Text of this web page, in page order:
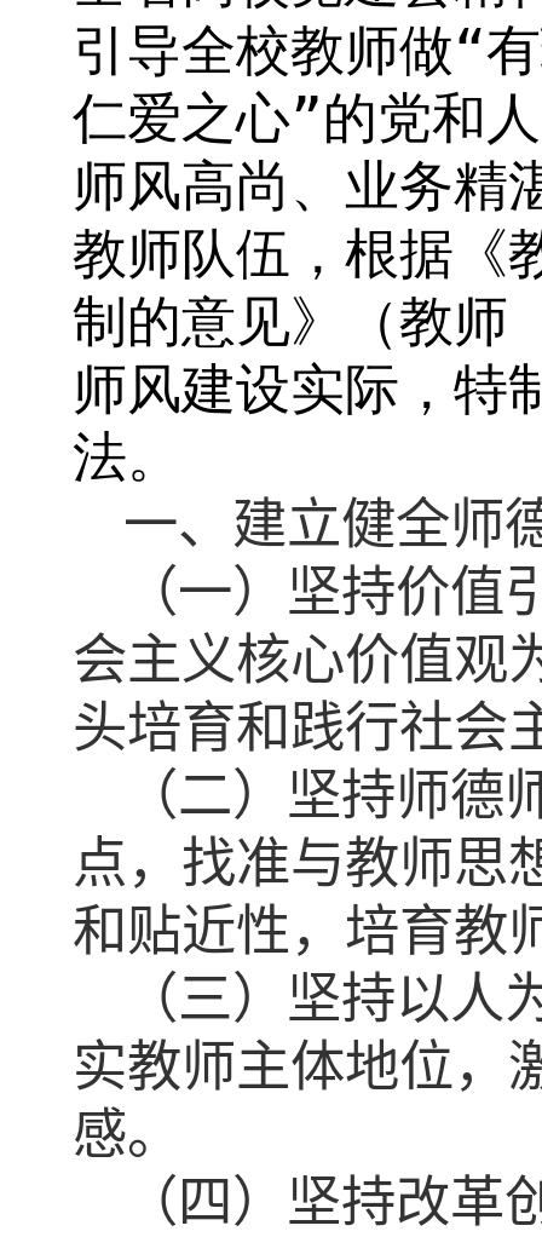
引导全校教师做“
仁爱之心”的党和
师风高尚、业务精
教师队伍，根据《
制的意见》（教师
师风建设实际，特
法。
一、建立健全师
（一）坚持价
会主义核心价值观
头培育和践行社会
（二）坚持师
点，找准与教师思
和贴近性，培育教
（三）坚持以
实教师主体地位，
感。
（四）坚持改